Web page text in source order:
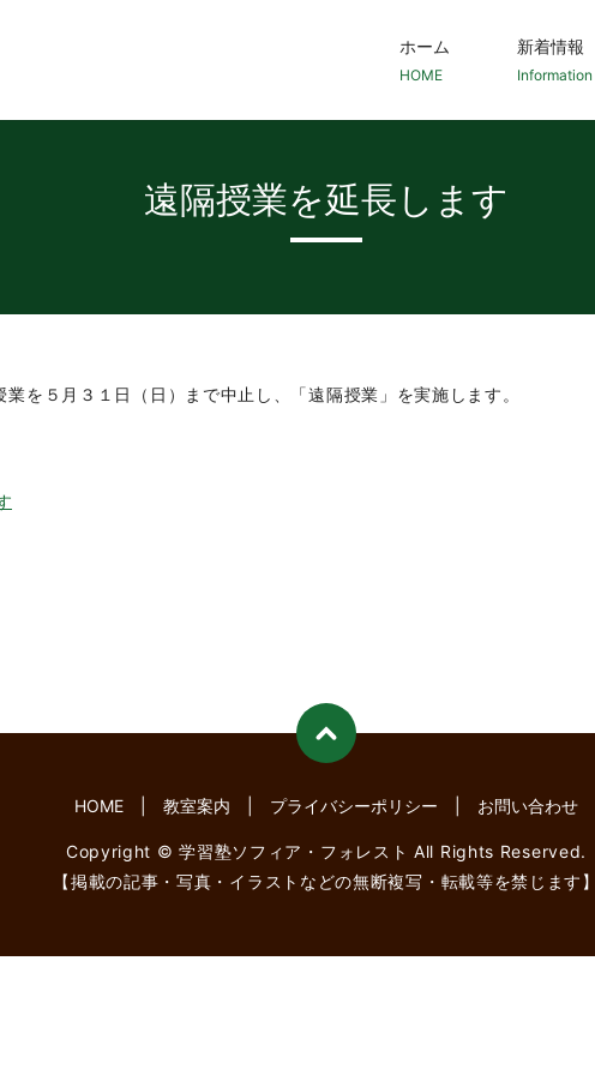
ホーム
HOME
新着情報
Information
遠隔授業を延長します
を５月３１日（日）まで中止し、「遠隔授業」を実施します。
HOME 教室案内 プライバシーポリシー お問い合わせ
Copyright © 学習塾ソフィア・フォレスト All Rights Reserved.
【掲載の記事・写真・イラストなどの無断複写・転載等を禁じます